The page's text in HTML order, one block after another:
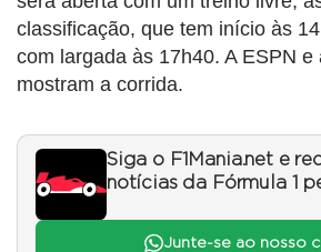
classificação, que tem início às
com largada às 17h40. A ESPN e
mostram a corrida.
Siga o F1Mania.net e
notícias da Fórmula 1
Junte-se ao nosso